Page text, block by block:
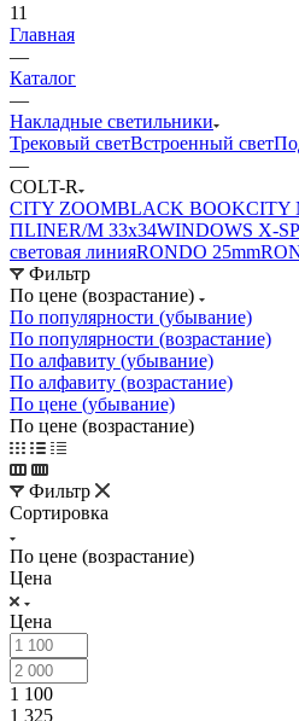
11
Главная
—
Каталог
—
Накладные светильники
Трековый светВстроенный свет
—
COLT-R
CITY ZOOMBLACK BOOKCITY
ПLINER/М 33х34WINDOWS X-
световая линияRONDO 25mm
Фильтр
По цене (возрастание)
По популярности (убывание)
По популярности (возрастание)
По алфавиту (убывание)
По алфавиту (возрастание)
По цене (убывание)
По цене (возрастание)
Фильтр
Сортировка
По цене (возрастание)
Цена
Цена
1 100
1 325